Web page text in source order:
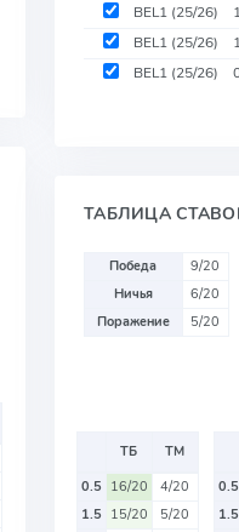
BEL1 (25/26)
BEL1 (25/26)
BEL1 (25/26)
ТАБЛИЦА
Победа
9/20
Ничья
6/20
Поражение
5/20
ТБ
ТМ
0.5 16/20
4/20
1.5 15/20
5/20
0.5
1.5